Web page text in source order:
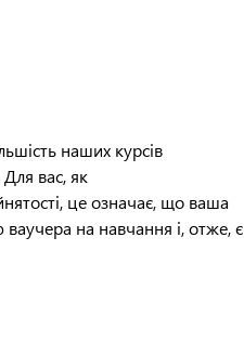
наших курсів
Для вас, як
це означає, що ваша
на навчання і, отже, є